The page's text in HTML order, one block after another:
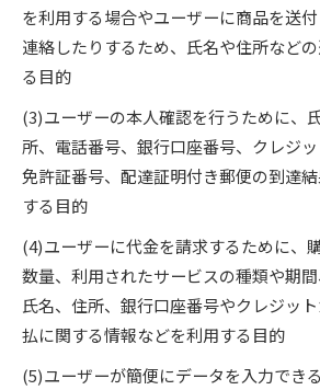
を利用する場合やユーザーに商品を送
連絡したりするため、氏名や住所など
る目的
(3)ユーザーの本人確認を行うために、
所、電話番号、銀行口座番号、クレジ
免許証番号、配達証明付き郵便の到達
する目的
(4)ユーザーに代金を請求するために、
数量、利用されたサービスの種類や期間
氏名、住所、銀行口座番号やクレジッ
払に関する情報などを利用する目的
(5)ユーザーが簡便にデータを入力でき